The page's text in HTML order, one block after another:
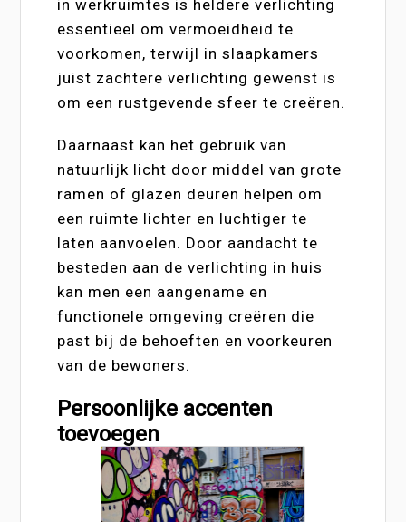
in werkruimtes is heldere verlichting
essentieel om vermoeidheid te
voorkomen, terwijl in slaapkamers
juist zachtere verlichting gewenst is
om een rustgevende sfeer te creëren.
Daarnaast kan het gebruik van
natuurlijk licht door middel van grote
ramen of glazen deuren helpen om
een ruimte lichter en luchtiger te
laten aanvoelen. Door aandacht te
besteden aan de verlichting in huis
kan men een aangename en
functionele omgeving creëren die
past bij de behoeften en voorkeuren
van de bewoners.
Persoonlijke accenten
toevoegen